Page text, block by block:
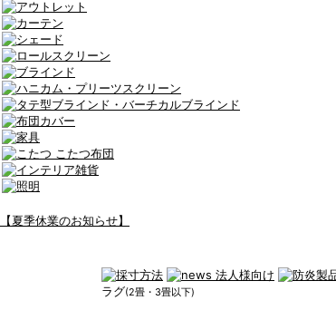
【夏季休業のお知らせ】
ラグ(2畳・3畳以下)